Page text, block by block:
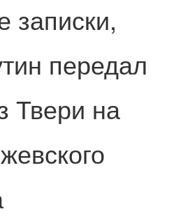
записки,
передал
Твери на